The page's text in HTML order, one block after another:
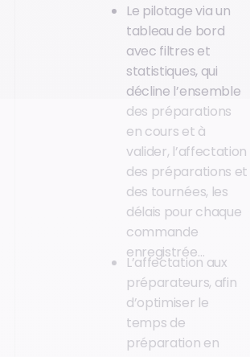
Le pilotage via un
tableau de bord
avec filtres et
statistiques, qui
décline l’ensemble
des préparations
en cours et à
valider, l’affectation
des préparations et
des tournées, les
délais pour chaque
commande
enregistrée…
L’affectation aux
préparateurs, afin
d’optimiser le
temps de
préparation en